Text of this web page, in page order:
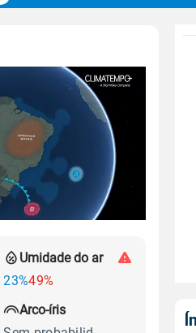
Umidade do ar
23%49%
Arco-íris